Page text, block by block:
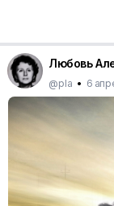
Любовь
@pla • 6